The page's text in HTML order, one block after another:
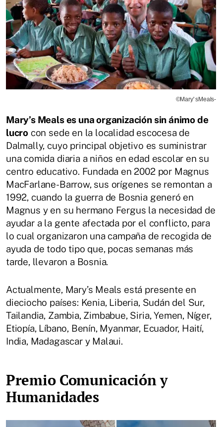
©Mary' sMeals-
Mary’s Meals es una organización sin ánimo de
lucro con sede en la localidad escocesa de
Dalmally, cuyo principal objetivo es suministrar
una comida diaria a niños en edad escolar en su
centro educativo. Fundada en 2002 por Magnus
MacFarlane-Barrow, sus orígenes se remontan a
1992, cuando la guerra de Bosnia generó en
Magnus y en su hermano Fergus la necesidad de
ayudar a la gente afectada por el conflicto, para
lo cual organizaron una campaña de recogida de
ayuda de todo tipo que, pocas semanas más
tarde, llevaron a Bosnia.
Actualmente, Mary’s Meals está presente en
dieciocho países: Kenia, Liberia, Sudán del Sur,
Tailandia, Zambia, Zimbabue, Siria, Yemen, Níger,
Etiopía, Líbano, Benín, Myanmar, Ecuador, Haití,
India, Madagascar y Malaui.
Premio Comunicación y
Humanidades